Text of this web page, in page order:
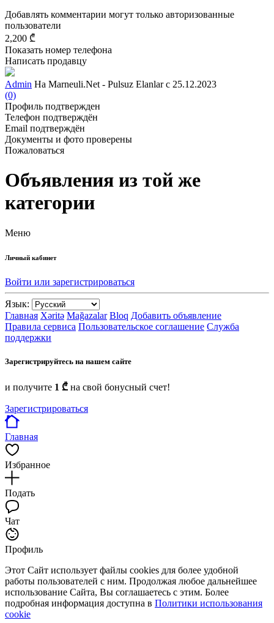
Добавлять комментарии могут только авторизованные
пользователи
2,200 ₾
Показать номер телефона
Написать продавцу
Admin На Marneuli.Net - Pulsuz Elanlar с 25.12.2023
(0)
Профиль подтвержден
Телефон подтверждён
Email подтверждён
Документы и фото проверены
Пожаловаться
Объявления из той же
категории
Меню
Личный кабинет
Войти или зарегистрироваться
Язык:
Главная Xəritə Mağazalar Bloq Добавить объявление
Правила сервиса Пользовательское соглашение Служба
поддержки
Зарегистрируйтесь на нашем сайте
и получите 1 ₾ на свой бонусный счет!
Зарегистрироваться
Главная
Избранное
Подать
Чат
Профиль
Этот Сайт использует файлы cookies для более удобной
работы пользователей с ним. Продолжая любое дальнейшее
использование Сайта, Вы соглашаетесь с этим. Более
подробная информация доступна в Политики использования
cookie